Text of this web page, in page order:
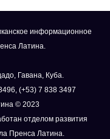
информационное
Латина.
Гавана, Куба.
(+53) 7 838 3497
© 2023
отделом развития
Пренса Латина.